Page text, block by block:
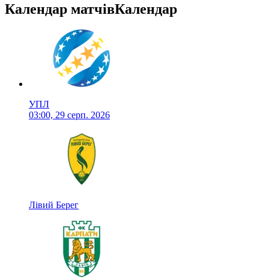
Календар матчівКалендар
УПЛ
03:00, 29 серп. 2026
Лівий Берег